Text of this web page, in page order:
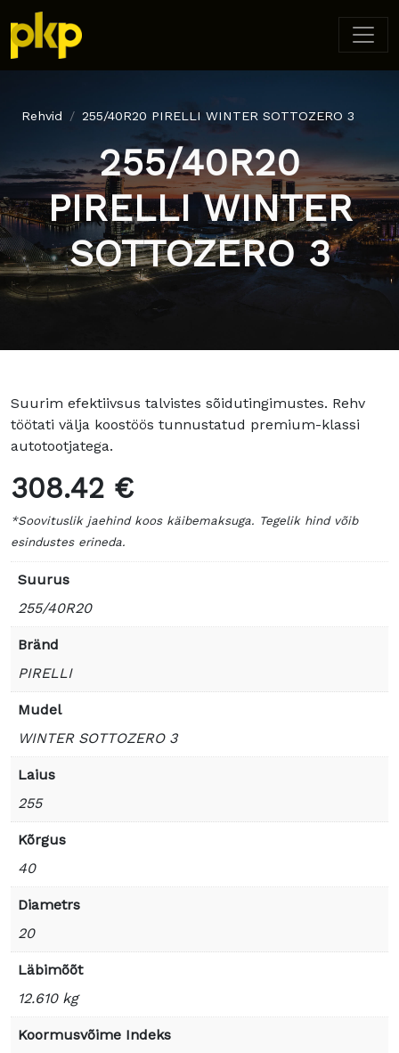
Rehvid 255/40R20 PIRELLI WINTER SOTTOZERO 3
255/40R20
PIRELLI WINTER
SOTTOZERO 3
Suurim efektiivsus talvistes sõidutingimustes. Rehv
töötati välja koostöös tunnustatud premium-klassi
autotootjatega.
308.42 €
*Soovituslik jaehind koos käibemaksuga. Tegelik hind võib
esindustes erineda.
Suurus
255/40R20
Bränd
PIRELLI
Mudel
WINTER SOTTOZERO 3
Laius
255
Kõrgus
40
Diametrs
20
Läbimõõt
12.610 kg
Koormusvõime Indeks